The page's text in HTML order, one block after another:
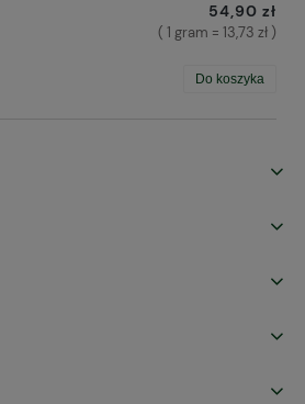
54,90 zł
( 1 gram = 13,73 zł )
Do koszyka